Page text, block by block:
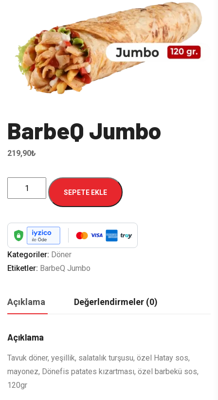
BarbeQ Jumbo
219,90₺
BarbeQ
Jumbo
SEPETE EKLE
Kategoriler: Döner
Etiketler: BarbeQ Jumbo
Açıklama Değerlendirmeler (0)
Açıklama
Tavuk döner, yeşillik, salatalık turşusu, özel Hatay sos,
mayonez, Dönefis patates kızartması, özel barbekü sos,
120gr